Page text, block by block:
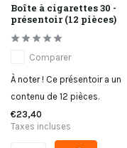
Boîte à cigarettes 30 -
présentoir (12 pièces)
Comparer
À noter ! Ce présentoir a un
contenu de 12 pièces.
€23,40
Taxes incluses